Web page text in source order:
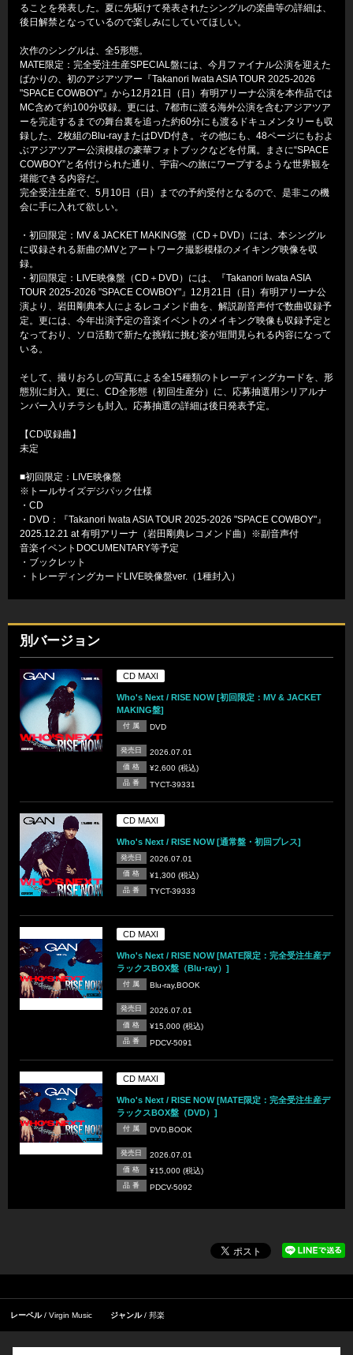
ることを発表した。夏に先駆けて発表されたシングルの楽曲等の詳細は、
後日解禁となっているので楽しみにしていてほしい。
次作のシングルは、全5形態。
MATE限定：完全受注生産SPECIAL盤には、今月ファイナル公演を迎えた
ばかりの、初のアジアツアー『Takanori Iwata ASIA TOUR 2025-2026
"SPACE COWBOY"』から12月21日（日）有明アリーナ公演を本作品では
MC含めて約100分収録。更には、7都市に渡る海外公演を含むアジアツア
ーを完走するまでの舞台裏を追った約60分にも渡るドキュメンタリーも収
録した、2枚組のBlu-rayまたはDVD付き。その他にも、48ページにもおよ
ぶアジアツアー公演模様の豪華フォトブックなどを付属。まさに“SPACE
COWBOY”と名付けられた通り、宇宙への旅にワープするような世界観を
堪能できる内容だ。
完全受注生産で、5月10日（日）までの予約受付となるので、是非この機
会に手に入れて欲しい。
・初回限定：MV & JACKET MAKING盤（CD＋DVD）には、本シングル
に収録される新曲のMVとアートワーク撮影模様のメイキング映像を収
録。
・初回限定：LIVE映像盤（CD＋DVD）には、『Takanori Iwata ASIA
TOUR 2025-2026 "SPACE COWBOY"』12月21日（日）有明アリーナ公
演より、岩田剛典本人によるレコメンド曲を、解説副音声付で数曲収録予
定。更には、今年出演予定の音楽イベントのメイキング映像も収録予定と
なっており、ソロ活動で新たな挑戦に挑む姿が垣間見られる内容になって
いる。
そして、撮りおろしの写真による全15種類のトレーディングカードを、形
態別に封入。更に、CD全形態（初回生産分）に、応募抽選用シリアルナ
ンバー入りチラシも封入。応募抽選の詳細は後日発表予定。
【CD収録曲】
未定
■初回限定：LIVE映像盤
※トールサイズデジパック仕様
・CD
・DVD：『Takanori Iwata ASIA TOUR 2025-2026 "SPACE COWBOY"』
2025.12.21 at 有明アリーナ（岩田剛典レコメンド曲）※副音声付
音楽イベントDOCUMENTARY等予定
・ブックレット
・トレーディングカードLIVE映像盤ver.（1種封入）
別バージョン
CD MAXI
Who's Next / RISE NOW [初回限定：MV & JACKET
MAKING盤]
付 属 DVD
発売日 2026.07.01
価 格 ¥2,600 (税込)
品 番 TYCT-39331
CD MAXI
Who's Next / RISE NOW [通常盤・初回プレス]
発売日 2026.07.01
価 格 ¥1,300 (税込)
品 番 TYCT-39333
CD MAXI
Who's Next / RISE NOW [MATE限定：完全受注生産デ
ラックスBOX盤（Blu-ray）]
付 属 Blu-ray,BOOK
発売日 2026.07.01
価 格 ¥15,000 (税込)
品 番 PDCV-5091
CD MAXI
Who's Next / RISE NOW [MATE限定：完全受注生産デ
ラックスBOX盤（DVD）]
付 属 DVD,BOOK
発売日 2026.07.01
価 格 ¥15,000 (税込)
品 番 PDCV-5092
レーベル Virgin Music ジャンル 邦楽